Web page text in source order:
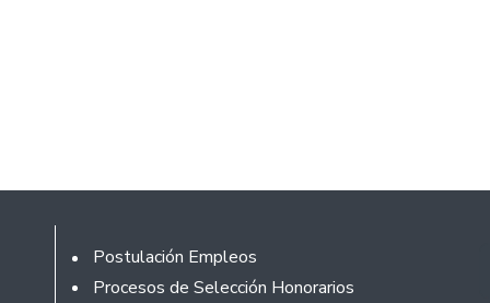
Footer
Postulación Empleos
Procesos de Selección Honorarios